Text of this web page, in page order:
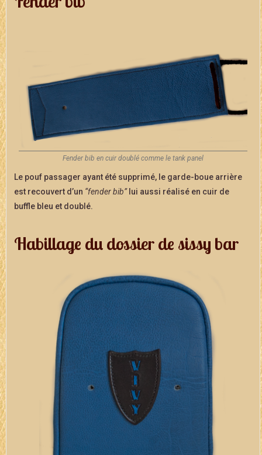
Fender bib en cuir doublé comme le tank panel
Le pouf passager ayant été supprimé, le garde-boue arrière
est recouvert d’un “fender bib”lui aussi réalisé en cuir de
buffle bleu et doublé.
Habillage du dossier de sissy bar